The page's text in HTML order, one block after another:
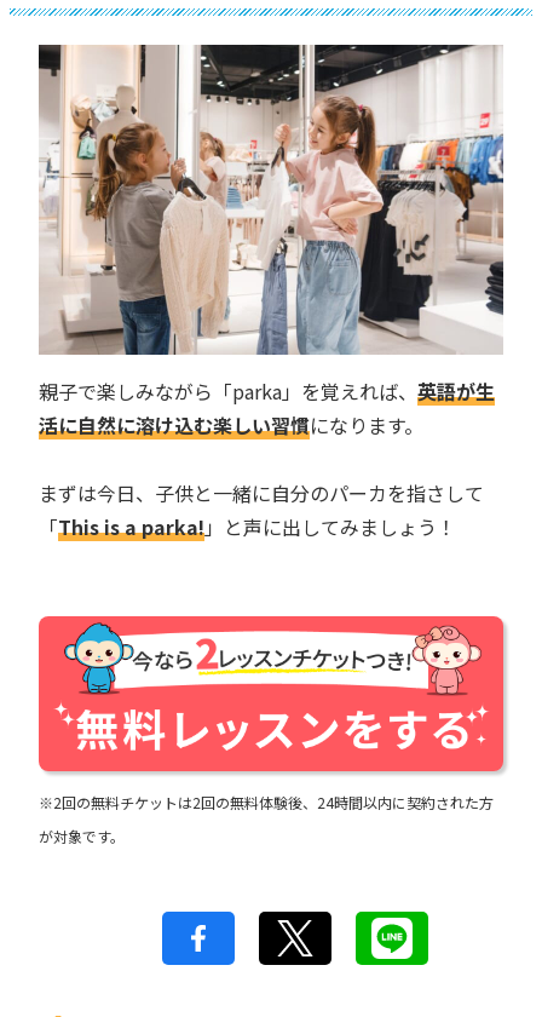
親子で楽しみながら「parka」を覚えれば、 英語が生
活に自然に溶け込む楽しい習慣になります。
まずは今日、子供と一緒に自分のパーカを指さして
「This is a parka!」と声に出してみましょう！
※2回の無料チケットは2回の無料体験後、24時間以内に契約された方
が対象です。